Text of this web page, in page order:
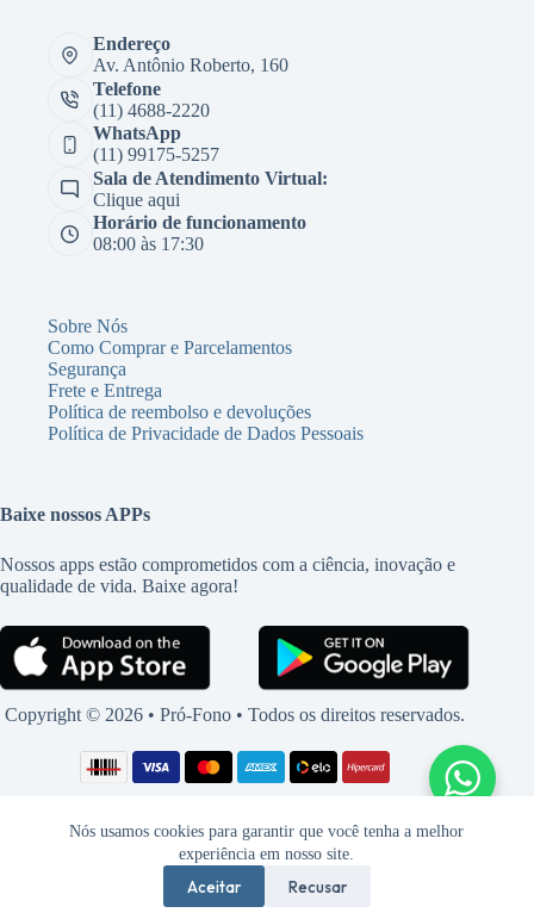
Nós usamos cookies para garantir que você tenha a melhor
experiência em nosso site.
Aceitar Recusar
Endereço
Av. Antônio Roberto, 160
Telefone
(11) 4688-2220
WhatsApp
(11) 99175-5257
Sala de Atendimento Virtual:
Clique aqui
Horário de funcionamento
08:00 às 17:30
Sobre Nós
Como Comprar e Parcelamentos
Segurança
Frete e Entrega
Política de reembolso e devoluções
Política de Privacidade de Dados Pessoais
Baixe nossos APPs
Nossos apps estão comprometidos com a ciência, inovação e
qualidade de vida. Baixe agora!
Copyright © 2026 • Pró-Fono • Todos os direitos reservados.